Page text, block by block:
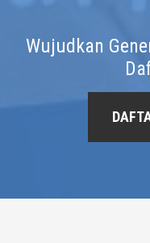
Wujudkan